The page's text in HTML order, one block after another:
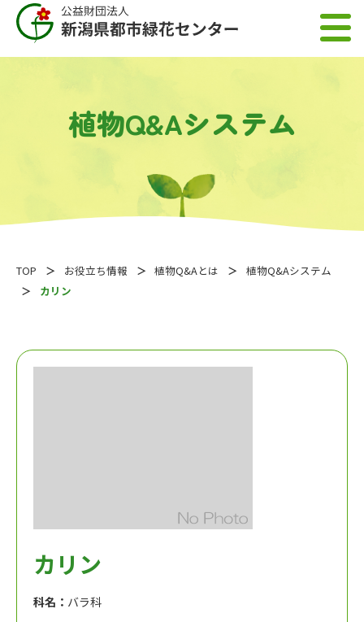
植物Q&Aシステム
TOP お役立ち情報 植物Q&Aとは
植物Q&Aシステム
カリン
カリン
科名： バラ科